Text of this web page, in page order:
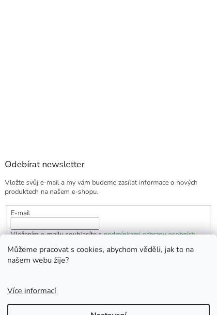
Můžeme pracovat s cookies, abychom věděli, jak to na
našem webu žije?
Více informací
Odebírat newsletter
Vložte svůj e-mail a my vám budeme zasílat informace o nových
produktech na našem e-shopu.
E-mail
Vložením e-mailu souhlasíte spodmínkami ochrany osobních
PŘIHLÁSIT SE